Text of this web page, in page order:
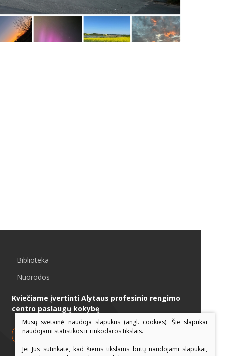
Biblioteka
Nuorodos
Kviečiame įvertinti Alytaus profesinio rengimo
centro paslaugų kokybę
JŪSŲ NUOMONĖ
Mūsų svetainė naudoja slapukus (angl. cookies). Šie slapukai
naudojami statistikos ir rinkodaros tikslais.
Jei Jūs sutinkate, kad šiems tikslams būtų naudojami slapukai,